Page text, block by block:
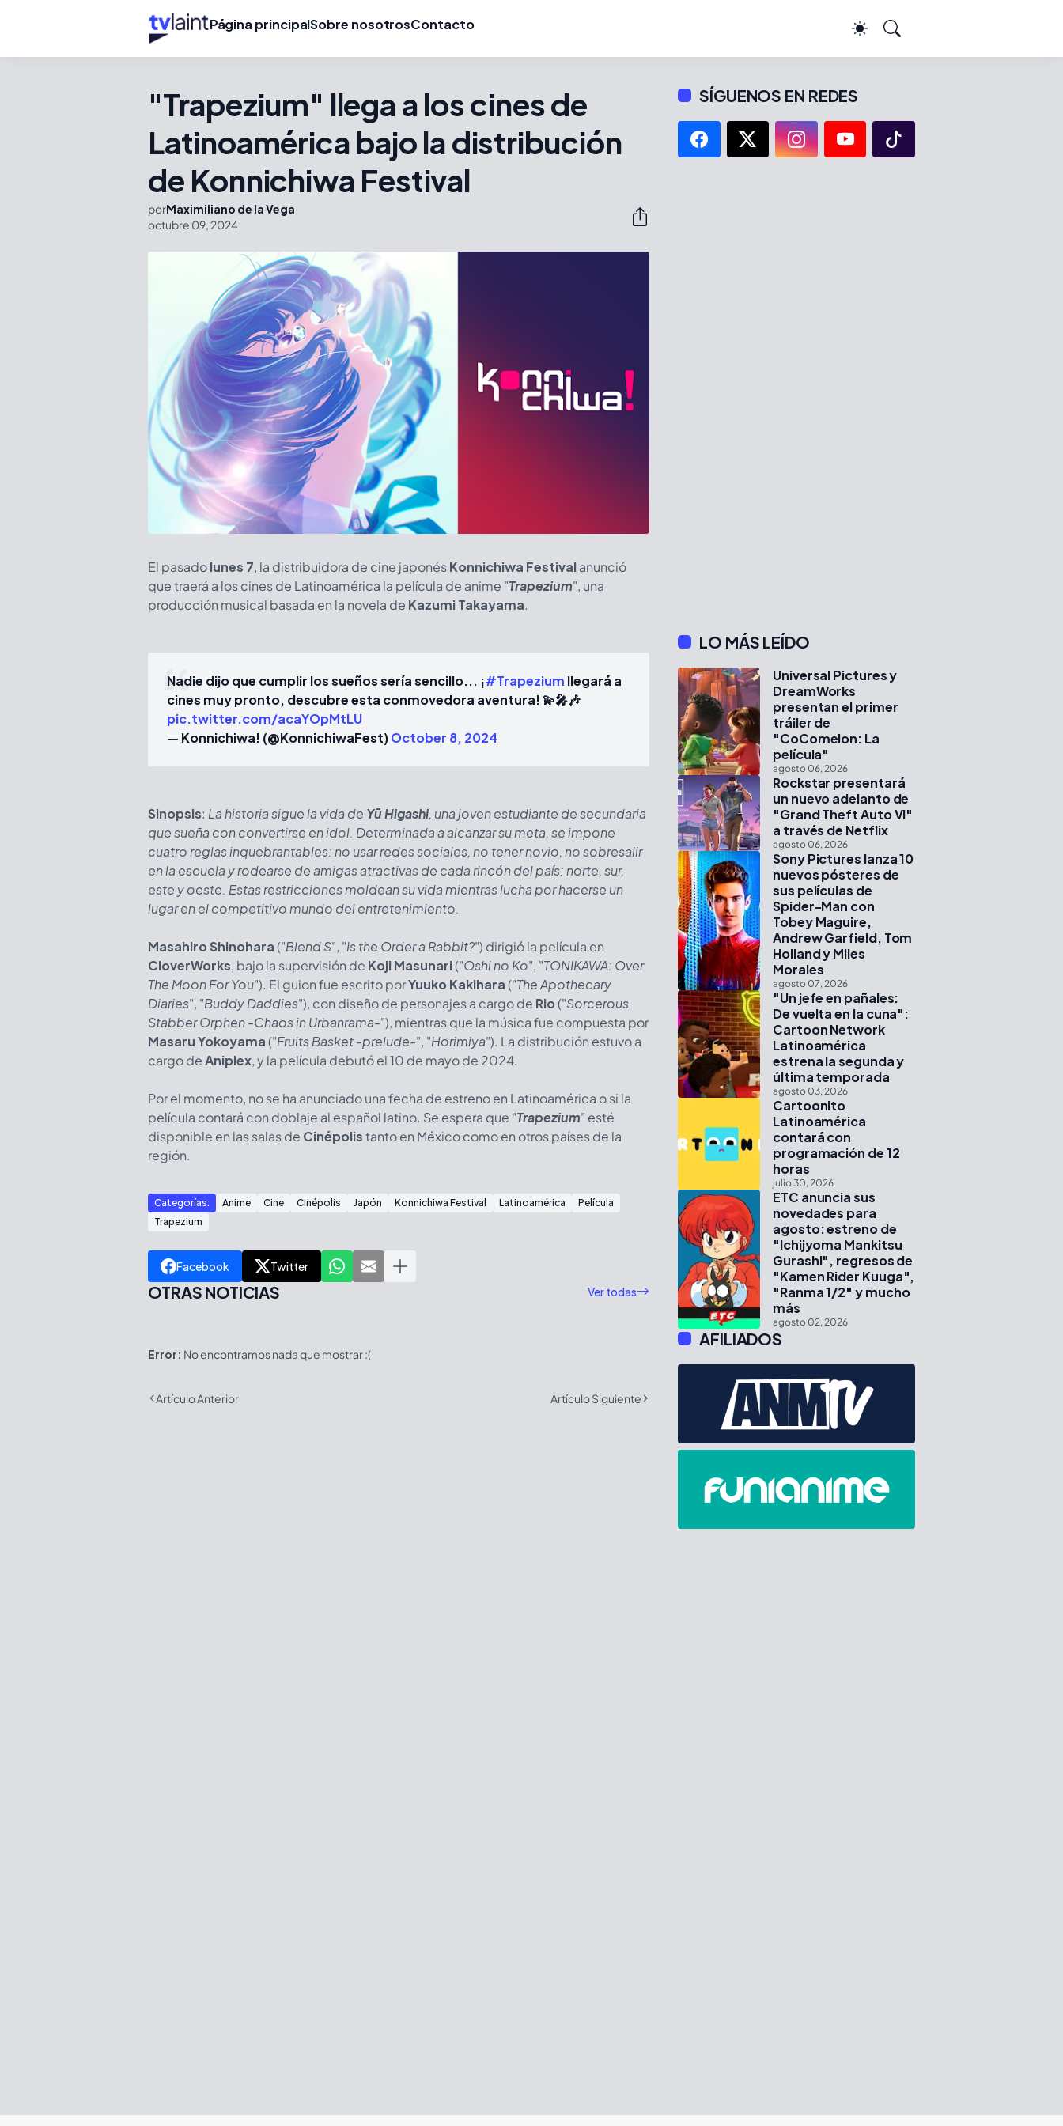
Página principalSobre nosotrosContacto
"Trapezium" llega a los cines de
Latinoamérica bajo la distribución
de Konnichiwa Festival
porMaximiliano de la Vega
octubre 09, 2024
El pasadolunes 7, la distribuidora de cine japonésKonnichiwa Festivalanunció
que traerá a los cines de Latinoamérica la película de anime "Trapezium", una
producción musical basada en la novela de Kazumi Takayama.
Nadie dijo que cumplir los sueños sería sencillo... ¡#Trapezium llegará a
cines muy pronto, descubre esta conmovedora aventura! 💫🎤🎶
pic.twitter.com/acaYOpMtLU
— Konnichiwa! (@KonnichiwaFest)October 8, 2024
Sinopsis: La historia sigue la vida de Yū Higashi, una joven estudiante de secundaria
que sueña con convertirse en idol. Determinada a alcanzar su meta, se impone
cuatro reglas inquebrantables: no usar redes sociales, no tener novio, no sobresalir
en la escuela y rodearse de amigas atractivas de cada rincón del país: norte, sur,
este y oeste. Estas restricciones moldean su vida mientras lucha por hacerse un
lugar en el competitivo mundo del entretenimiento.
Masahiro Shinohara("Blend S", "Is the Order a Rabbit?") dirigió la película en
CloverWorks, bajo la supervisión de Koji Masunari("Oshi no Ko", "TONIKAWA: Over
The Moon For You"). El guion fue escrito porYuuko Kakihara("The Apothecary
Diaries", "Buddy Daddies"), con diseño de personajes a cargo de Rio("Sorcerous
Stabber Orphen -Chaos in Urbanrama-"), mientras que la música fue compuesta por
Masaru Yokoyama("Fruits Basket -prelude-", "Horimiya"). La distribución estuvo a
cargo deAniplex, y la película debutó el 10 de mayo de 2024.
Por el momento, no se ha anunciado una fecha de estreno en Latinoamérica o si la
película contará con doblaje al español latino. Se espera que "Trapezium" esté
disponible en las salas de Cinépolistanto en México como en otros países de la
región.
Categorías: Anime Cine Cinépolis Japón Konnichiwa Festival Latinoamérica
Película
Trapezium
Facebook Twitter
OTRAS NOTICIAS Ver todas
Error: No encontramos nada que mostrar :(
Artículo Anterior Artículo Siguiente
SÍGUENOS EN REDES
LO MÁS LEÍDO
Universal Pictures y
DreamWorks
presentan el primer
tráiler de
"CoComelon: La
película"
agosto 06, 2026
Rockstar presentará
un nuevo adelanto de
"Grand Theft Auto VI"
a través de Netflix
agosto 06, 2026
Sony Pictures lanza 10
nuevos pósteres de
sus películas de
Spider-Man con
Tobey Maguire,
Andrew Garfield, Tom
Holland y Miles
Morales
agosto 07, 2026
"Un jefe en pañales:
De vuelta en la cuna":
Cartoon Network
Latinoamérica
estrena la segunda y
última temporada
agosto 03, 2026
Cartoonito
Latinoamérica
contará con
programación de 12
horas
julio 30, 2026
ETC anuncia sus
novedades para
agosto: estreno de
"Ichijyoma Mankitsu
Gurashi", regresos de
"Kamen Rider Kuuga",
"Ranma 1/2" y mucho
más
agosto 02, 2026
AFILIADOS